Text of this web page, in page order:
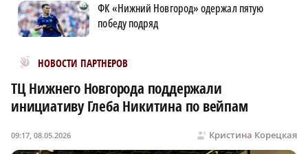
ФК «Нижний Новгород» одержал пятую
победу подряд
НОВОСТИ ПАРТНЕРОВ
Новости МирТесен
ТЦ Нижнего Новгорода поддержали
инициативу Глеба Никитина по вейпам
Кристина Корецкая
09:17, 08.05.2026